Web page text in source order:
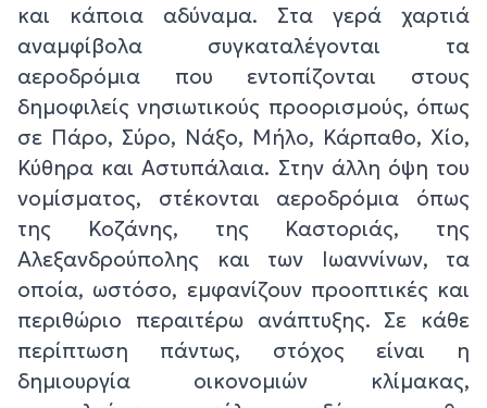
και κάποια αδύναμα. Στα γερά χαρτιά
αναμφίβολα συγκαταλέγονται τα
αεροδρόμια που εντοπίζονται στους
δημοφιλείς νησιωτικούς προορισμούς, όπως
σε Πάρο, Σύρο, Νάξο, Μήλο, Κάρπαθο, Χίο,
Κύθηρα και Αστυπάλαια. Στην άλλη όψη του
νομίσματος, στέκονται αεροδρόμια όπως
της Κοζάνης, της Καστοριάς, της
Αλεξανδρούπολης και των Ιωαννίνων, τα
οποία, ωστόσο, εμφανίζουν προοπτικές και
περιθώριο περαιτέρω ανάπτυξης. Σε κάθε
περίπτωση πάντως, στόχος είναι η
δημιουργία οικονομιών κλίμακας,